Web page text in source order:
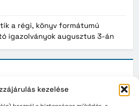
kezelése
a régi, könyv formátumú
igazolványok augusztus 3-án